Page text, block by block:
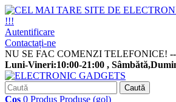
Autentificare
Contactați-ne
NU SE FAC COMENZI TELEFONICE!
Luni-Vineri:10:00-21:00 ,
Caută
Coş 0 Produs Produse (gol)